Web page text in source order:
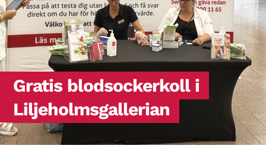
Blodsockerkollen
Gratis blodsockerkoll i
Liljeholmsgallerian